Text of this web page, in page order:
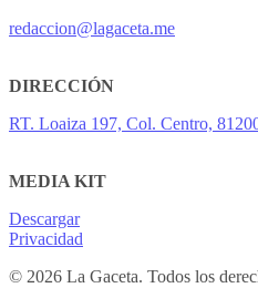
redaccion@lagaceta.me
DIRECCIÓN
RT. Loaiza 197, Col. Centro,
MEDIA KIT
Descargar
Privacidad
© 2026 La Gaceta. Todos los